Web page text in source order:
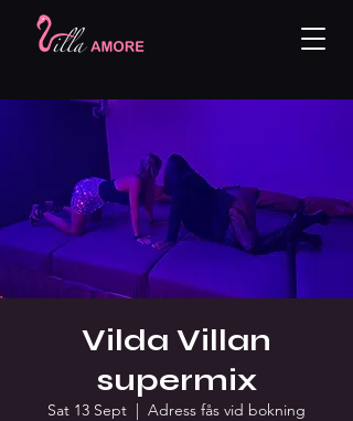
Vilda Villan
supermix
Sat 13 Sept
  |
Adress fås vid bokning